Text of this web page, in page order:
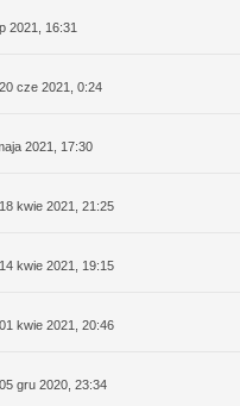
2021, 16:31
20 cze 2021, 0:24
2021, 17:30
18 kwie 2021, 21:25
14 kwie 2021, 19:15
01 kwie 2021, 20:46
05 gru 2020, 23:34